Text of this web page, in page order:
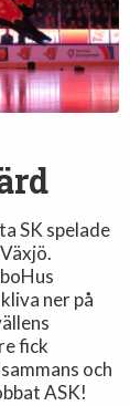
SK spelade
ner på
fick
och
ASK!